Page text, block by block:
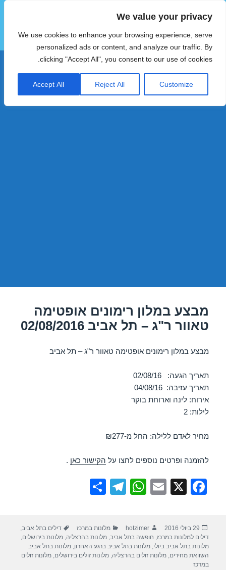
We value your privacy
We use cookies to enhance your browsing experience, serve
personalized ads or content, and analyze our traffic. By
clicking "Accept All", you consent to our use of cookies.
Customize
Reject All
Accept All
הוטצימר
תפריטים
ווידג'טים
מבצע במלון רימונים אופטימה
טאוור ר"ג – תל אביב 02/08/2016
מבצע במלון רימונים אופטימה טאוור ר"ג – תל אביב
תאריך הגעה: 02/08/16
תאריך עזיבה: 04/08/16
אירוח: לינה וארוחת בוקר
לילות: 2
מחיר לאדם ללילה: החל מ-₪277
להזמנה ופרטים נוספים לחצו על הקישור כאן .
F
e
b
X
E
W
s
A
T
gr
a
e
פורסם
בתאריך
29 ביולי 2016 מחבר
hotzimer קטגוריות
מלונות במרכז תגיות
דילים בתל אביב,
דילים למלונות במרכז, חופשה בתל אביב,מלונות בהרצליה,מלונות בירושלים,
מלונות בתל אביב ביולי,מלונות בתל אביב ברגע האחרון,מלונות בתל אביב
השוואת מחירים,מלונות זולים בהרצליה,מלונות זולים בירושלים,מלונות זולים
במרכז